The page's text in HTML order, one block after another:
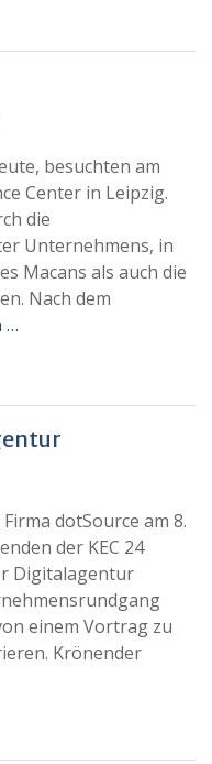
besuchten am
Center in Leipzig.
die
Unternehmens, in
Macans als auch die
Nach dem
…
dotSource am 8.
der KEC 24
Digitalagentur
einem Vortrag zu
Krönender